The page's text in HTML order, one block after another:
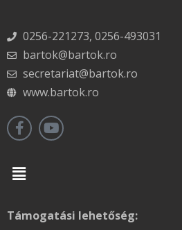
0256-221273, 0256-493031
bartok@bartok.ro
secretariat@bartok.ro
www.bartok.ro
Menu
Támogatási lehetőség: